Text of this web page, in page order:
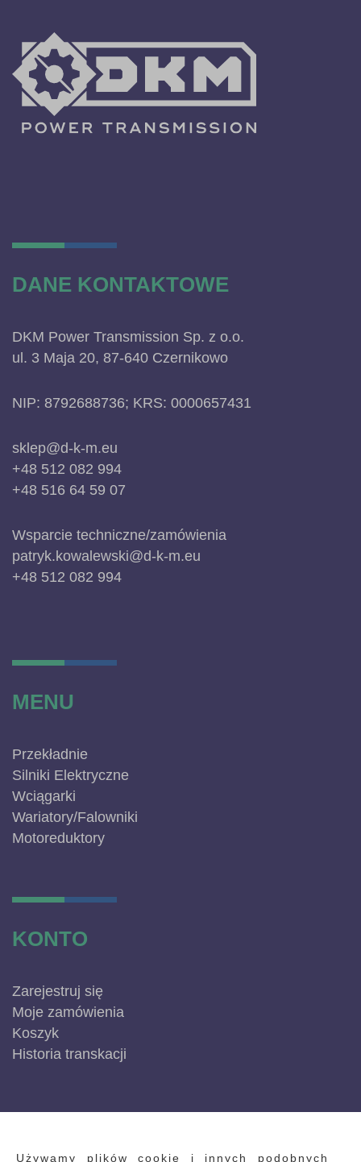
Używamy plików cookie i innych podobnych
DANE KONTAKTOWE
DKM Power Transmission Sp. z o.o.
ul. 3 Maja 20, 87-640 Czernikowo
NIP: 8792688736; KRS: 0000657431
sklep@d-k-m.eu
+48 512 082 994
+48 516 64 59 07
Wsparcie techniczne/zamówienia
patryk.kowalewski@d-k-m.eu
+48 512 082 994
MENU
Przekładnie
Silniki Elektryczne
Wciągarki
Wariatory/Falowniki
Motoreduktory
KONTO
Zarejestruj się
Moje zamówienia
Koszyk
Historia transkacji
INFORMACJE